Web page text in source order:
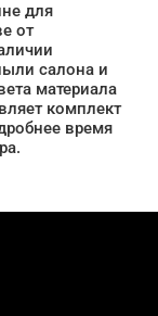
для
от
салона и
материала
комплект
время